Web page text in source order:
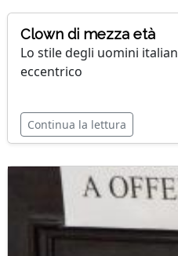
Clown di mezza età
Lo stile degli uomini
eccentrico
Continua la lettura